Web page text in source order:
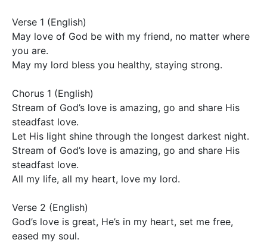
Verse 1 (English)
May love of God be with my friend, no matter where
you are.
May my lord bless you healthy, staying strong.
Chorus 1 (English)
Stream of God’s love is amazing, go and share His
steadfast love.
Let His light shine through the longest darkest night.
Stream of God’s love is amazing, go and share His
steadfast love.
All my life, all my heart, love my lord.
Verse 2 (English)
God’s love is great, He’s in my heart, set me free,
eased my soul.